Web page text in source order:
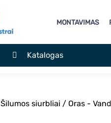
MONTAVIMAS
Katalogas
Šilumos siurbliai / Oras -